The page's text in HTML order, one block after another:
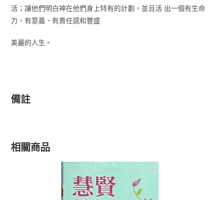
活；讓他們明白神在他們身上特有的計劃，並且活 出一個有生命
力、有意義、有責任感和豐盛
美麗的人生。
備註
相關商品